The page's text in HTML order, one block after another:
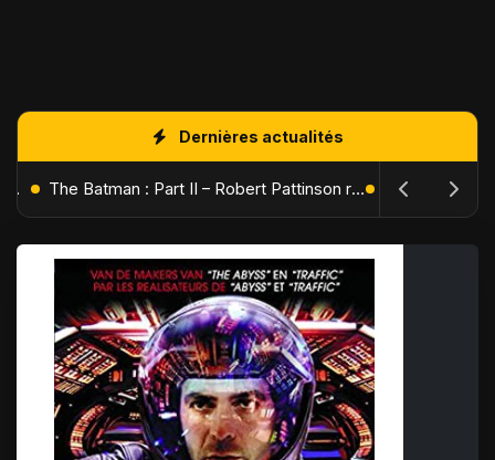
Dernières actualités
L'Âge de Glace : Le Réveil du Volcan – Manny, Sid et Diego de retour pour une aventure explosive The Batman : Part II – Robert Pattinson replonge dans les ténèbres de Gotham dès octobre 2027